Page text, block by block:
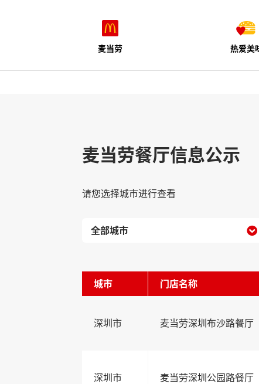
麦当劳 热爱美
麦当劳餐厅信息公示
请您选择城市进行查看

城市 门店名称
深圳市 麦当劳深圳布沙路餐厅
深圳市 麦当劳深圳公园路餐厅